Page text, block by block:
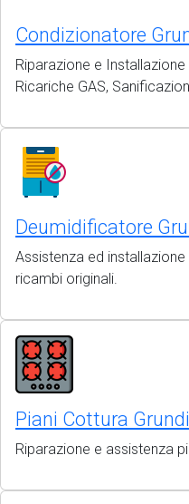
Condizionatore
Riparazione e
Ricariche GAS,
Deumidificatore
Assistenza ed
ricambi originali.
Piani Cottura
Riparazione e assistenza